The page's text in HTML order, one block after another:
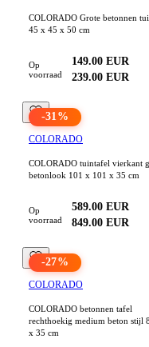
COLORADO Grote betonnen
45 x 45 x 50 cm
Op
voorraad
149.00 EUR
239.00 EUR
-31%
COLORADO
COLORADO tuintafel vierkant
betonlook 101 x 101 x 35 cm
Op
voorraad
589.00 EUR
849.00 EUR
-27%
COLORADO
COLORADO betonnen tafel
rechthoekig medium beton stijl
x 35 cm